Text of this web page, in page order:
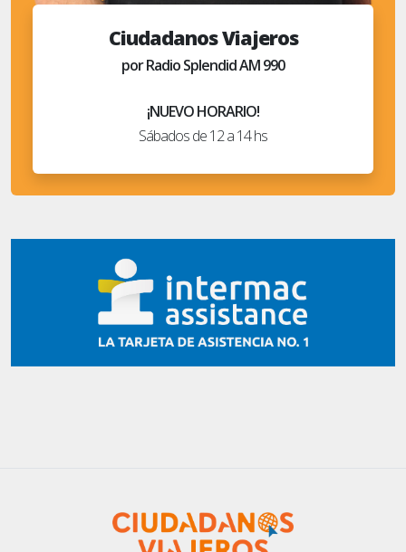
Ciudadanos Viajeros
por Radio Splendid AM 990
¡NUEVO HORARIO!
Sábados de 12 a 14 hs